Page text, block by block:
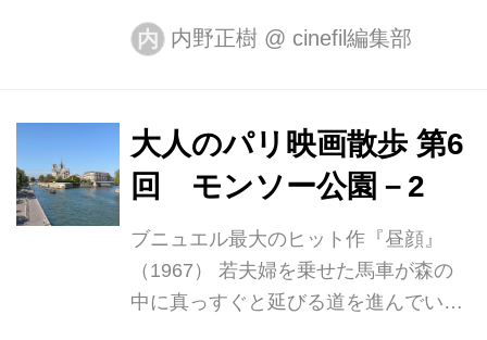
訪れるとまずそのことに驚くが、もち
ろん建て替えられてその姿を見られな
多くは匿名的な存在だが、中には映画
の中で初めて出会い、今は埋もれて忘
れ去られたパリの過去の層に思いがけ
もたらしてくれる建築もある。 たとえ
ば、ルネ・クレールの『眠るパリ』
（1924）。ラストにエッフェル塔から
内 内野正樹 @ cinefil編集部
大人のパリ映画散歩 第6
回 モンソー公園－2
ブニュエル最大のヒット作『昼顔』
（1967） 若夫婦を乗せた馬車が森の
中に真っすぐと延びる道を進んでい